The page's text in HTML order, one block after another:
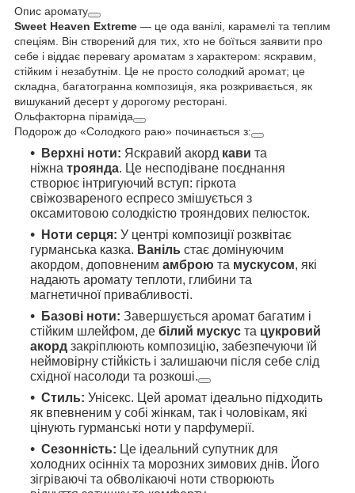
Опис аромату
Sweet Heaven Extreme — це ода ванілі, карамелі та теплим
спеціям. Він створений для тих, хто не боїться заявити про
себе і віддає перевагу ароматам з характером: яскравим,
стійким і незабутнім. Це не просто солодкий аромат; це
складна, багатогранна композиція, яка розкривається, як
вишуканий десерт у дорогому ресторані.
Ольфакторна піраміда
Подорож до «Солодкого раю» починається з:
Верхні ноти: Яскравий акорд кави та
ніжна троянда. Це несподіване поєднання
створює інтригуючий вступ: гіркота
свіжозвареного еспресо змішується з
оксамитовою солодкістю трояндових пелюсток.
Ноти серця: У центрі композиції розквітає
гурманська казка. Ваніль стає домінуючим
акордом, доповненим амброю та мускусом, які
надають аромату теплоти, глибини та
магнетичної привабливості.
Базові ноти: Завершується аромат багатим і
стійким шлейфом, де білий мускус та цукровий
акорд закріплюють композицію, забезпечуючи їй
неймовірну стійкість і залишаючи після себе слід
східної насолоди та розкоші.
Стиль: Унісекс. Цей аромат ідеально підходить
як впевненим у собі жінкам, так і чоловікам, які
цінують гурманські ноти у парфумерії.
Сезонність: Це ідеальний супутник для
холодних осінніх та морозних зимових днів. Його
зігріваючі та обволікаючі ноти створюють